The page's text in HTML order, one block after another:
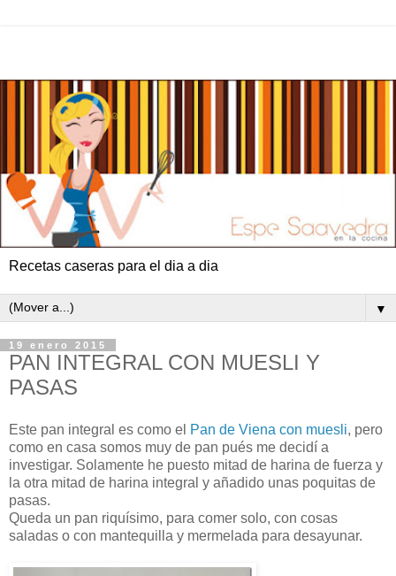
Recetas caseras para el dia a dia
▼
19 enero 2015
PAN INTEGRAL CON MUESLI Y
PASAS
Este pan integral es como el Pan de Viena con muesli, pero
como en casa somos muy de pan pués me decidí a
investigar. Solamente he puesto mitad de harina de fuerza y
la otra mitad de harina integral y añadido unas poquitas de
pasas.
Queda un pan riquísimo, para comer solo, con cosas
saladas o con mantequilla y mermelada para desayunar.